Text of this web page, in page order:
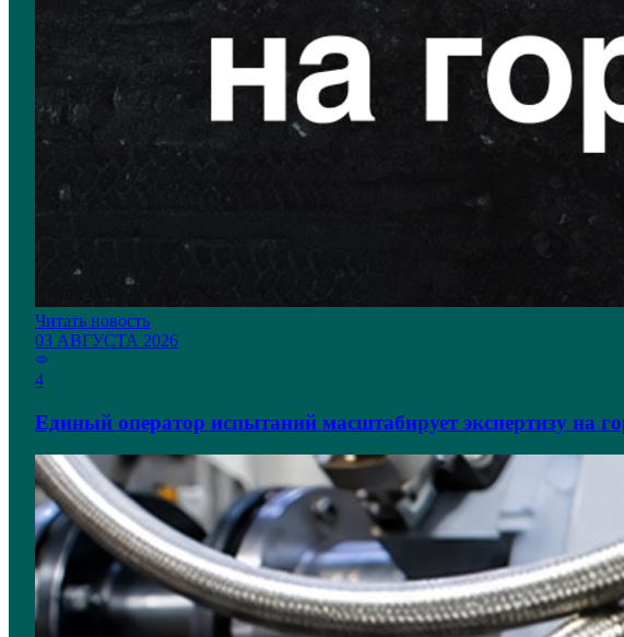
Читать новость
03 АВГУСТА 2026
4
Единый оператор испытаний масштабирует экспертизу на